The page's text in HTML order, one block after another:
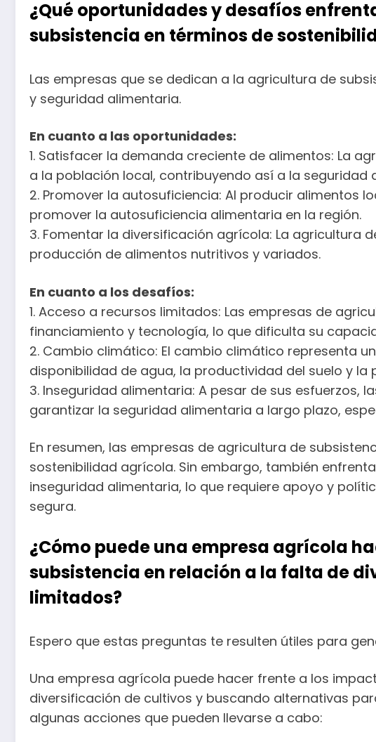
¿Qué oportunidades y desafíos
subsistencia en términos de
Las empresas que se dedican a la agricultura de
y seguridad alimentaria.
En cuanto a las oportunidades:
1. Satisfacer la demanda creciente de alimentos: La
a la población local, contribuyendo así a la seguridad
2. Promover la autosuficiencia: Al producir alimentos
promover la autosuficiencia alimentaria en la región.
3. Fomentar la diversificación agrícola: La agricultura
producción de alimentos nutritivos y variados.
En cuanto a los desafíos:
1. Acceso a recursos limitados: Las empresas de
financiamiento y tecnología, lo que dificulta su
2. Cambio climático: El cambio climático representa
disponibilidad de agua, la productividad del suelo y
3. Inseguridad alimentaria: A pesar de sus
garantizar la seguridad alimentaria a largo plazo,
En resumen, las empresas de agricultura de
sostenibilidad agrícola. Sin embargo, también
inseguridad alimentaria, lo que requiere apoyo y
segura.
¿Cómo puede una empresa agrícola
subsistencia en relación a la falta de
limitados?
Espero que estas preguntas te resulten útiles para
Una empresa agrícola puede hacer frente a los
diversificación de cultivos y buscando alternativas
algunas acciones que pueden llevarse a cabo: